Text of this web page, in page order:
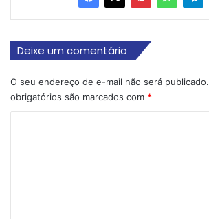
Deixe um comentário
O seu endereço de e-mail não será publicado.
obrigatórios são marcados com *